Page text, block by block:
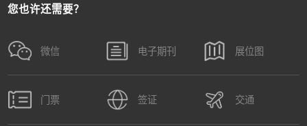
您也许还需要？
微信 电子期刊 展位图
门票 签证 交通